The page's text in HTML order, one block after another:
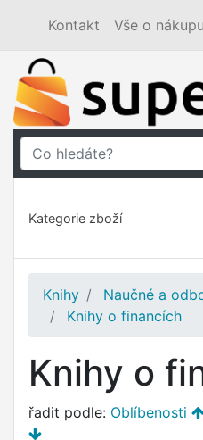
Kontakt Vše o nákupu
Kategorie zboží
Knihy
Naučné a
Knihy o financích
Knihy o
řadit podle: Oblíbenosti